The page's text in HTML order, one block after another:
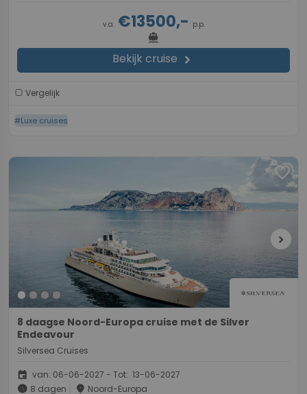
v.a.€13500,- p.p.
directions_boat
Bekijk cruise chevron_right
Vergelijk
#Luxe cruises
favorite
chevron_right
8 daagse Noord-Europa cruise met de Silver
Endeavour
Silversea Cruises
event van: 06-06-2027 - Tot: 13-06-2027
schedule 8 dagen place Noord-Europa